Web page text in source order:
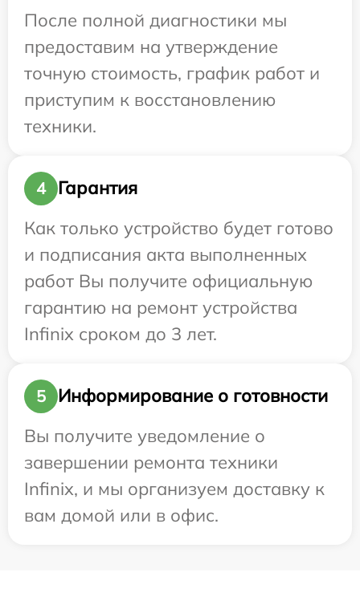
После полной диагностики мы
предоставим на утверждение
точную стоимость, график работ и
приступим к восстановлению
техники.
4
Гарантия
Как только устройство будет готово
и подписания акта выполненных
работ Вы получите официальную
гарантию на ремонт устройства
Infinix сроком до 3 лет.
5
Информирование о готовности
Вы получите уведомление о
завершении ремонта техники
Infinix, и мы организуем доставку к
вам домой или в офис.